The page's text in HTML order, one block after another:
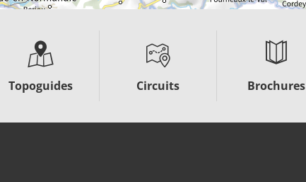
Topoguides Circuits Brochures